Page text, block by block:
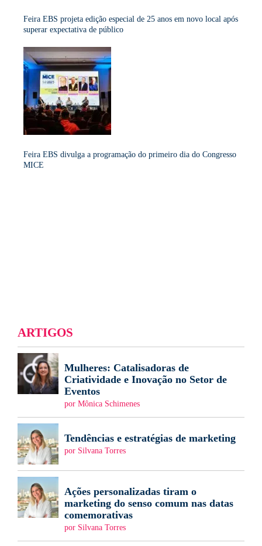
Feira EBS projeta edição especial de 25 anos em novo local após
superar expectativa de público
Feira EBS divulga a programação do primeiro dia do Congresso
MICE
ARTIGOS
Mulheres: Catalisadoras de
Criatividade e Inovação no Setor de
Eventos
por Mônica Schimenes
Tendências e estratégias de marketing
por Silvana Torres
Ações personalizadas tiram o
marketing do senso comum nas datas
comemorativas
por Silvana Torres